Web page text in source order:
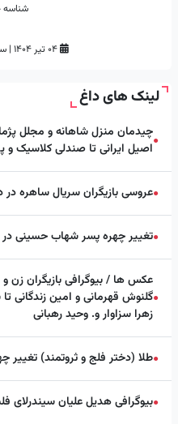
شناسه
|
لینک های داغ
●چیدمان منزل شاهانه و مجلل
اصیل ایرانی تا صندلی کلاسیک و
●عروسی بازیگران سریال ساهره در
●تغییر چهره پسر شهاب حسینی در ۲۲ سالگی
●
عکس ها / بیوگرافی بازیگران زن
گلنوش قهرمانی و امین زندگانی
زهرا سزاوار و. وحید رهبانی
●طلا (دختر فلج و ثروتمند) تغییر چهره
●بیوگرافی هدیل علیان